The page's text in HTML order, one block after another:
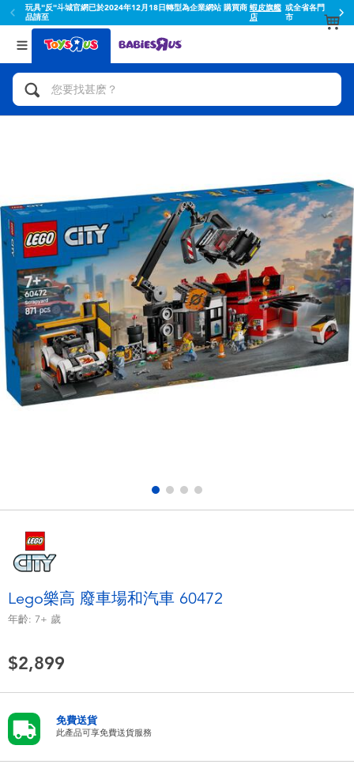
玩具"反"斗城官網已於2024年12月18日轉型為企業網站 購買商
品請至
蝦皮旗艦
店
或全省各門
市
返回
分類目錄
人氣英雄,角色扮演,射擊玩具
玩具車,貨車,火車及遙控系列
手工藝,文具,蠟筆,泥膠,畫板
娃娃, 芭比,收藏公仔
電子玩具
遊戲及拼圖系列
嬰兒及學前玩具
電池
返回
品牌
Toy Story玩具總動員
Fuggler
Miniso名創優品
playpop
LEGO樂高
Barbie芭比
Lego樂高 廢車場和汽車 60472
年齡: 7+ 歲
$2,899
免費送貨
此產品可享免費送貨服務